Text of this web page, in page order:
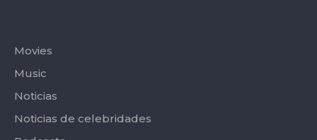
Movies
Music
Noticias
Noticias de celebridades